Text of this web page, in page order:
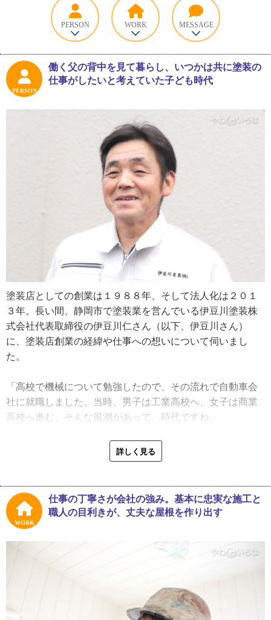
PERSON WORK MESSAGE
PERSON
働く父の背中を見て暮らし、いつかは共に塗装の
仕事がしたいと考えていた子ども時代
塗装店としての創業は１９８８年、そして法人化は２０１
３年。長い間、静岡市で塗装業を営んでいる伊豆川塗装株
式会社代表取締役の伊豆川仁さん（以下、伊豆川さん）
に、塗装店創業の経緯や仕事への想いについて伺いまし
た。
「高校で機械について勉強したので、その流れで自動車会
社に就職しました。当時、男子は工業高校へ、女子は商業
高校へ進む、そんな風潮があって。時代ですね」
伊豆川さんは高校の自動車工学科を卒業後、自動車会社に
入社し整備士として約４年間従事しました。
自動車会社を退職し、２３歳のときに父が経営していた塗
装店で働くようになりました。塗装職人として働く父の姿
を、幼い頃から見ていたそう。現場を手伝ったこともあ
た。でも僕が２９歳の時に父が亡くなって、それまで父に
頼りきりだった自分を痛感して、『これじゃいかん』と気
詳しく見る
WORK
仕事の丁寧さが会社の強み。基本に忠実な施工と
職人の目利きが、丈夫な屋根を作り出す